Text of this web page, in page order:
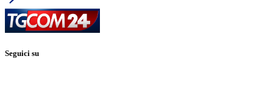
Seguici su